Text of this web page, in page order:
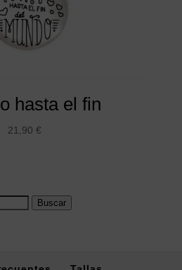
hasta el fin
21,90 €
Buscar